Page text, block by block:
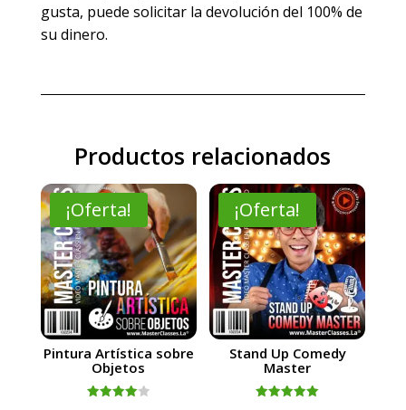
gusta, puede solicitar la devolución del 100% de
su dinero.
Productos relacionados
¡Oferta!
Pintura Artística sobre
Objetos
¡Oferta!
Stand Up Comedy
Master